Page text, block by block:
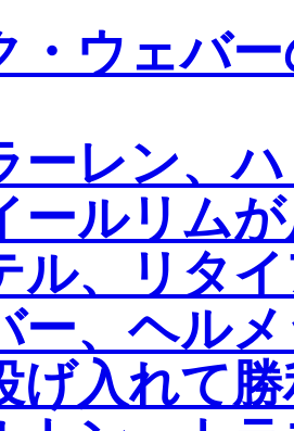
・ウェバ
ーレン、
ールリム
ル、リタ
ー、ヘル
げ入れて